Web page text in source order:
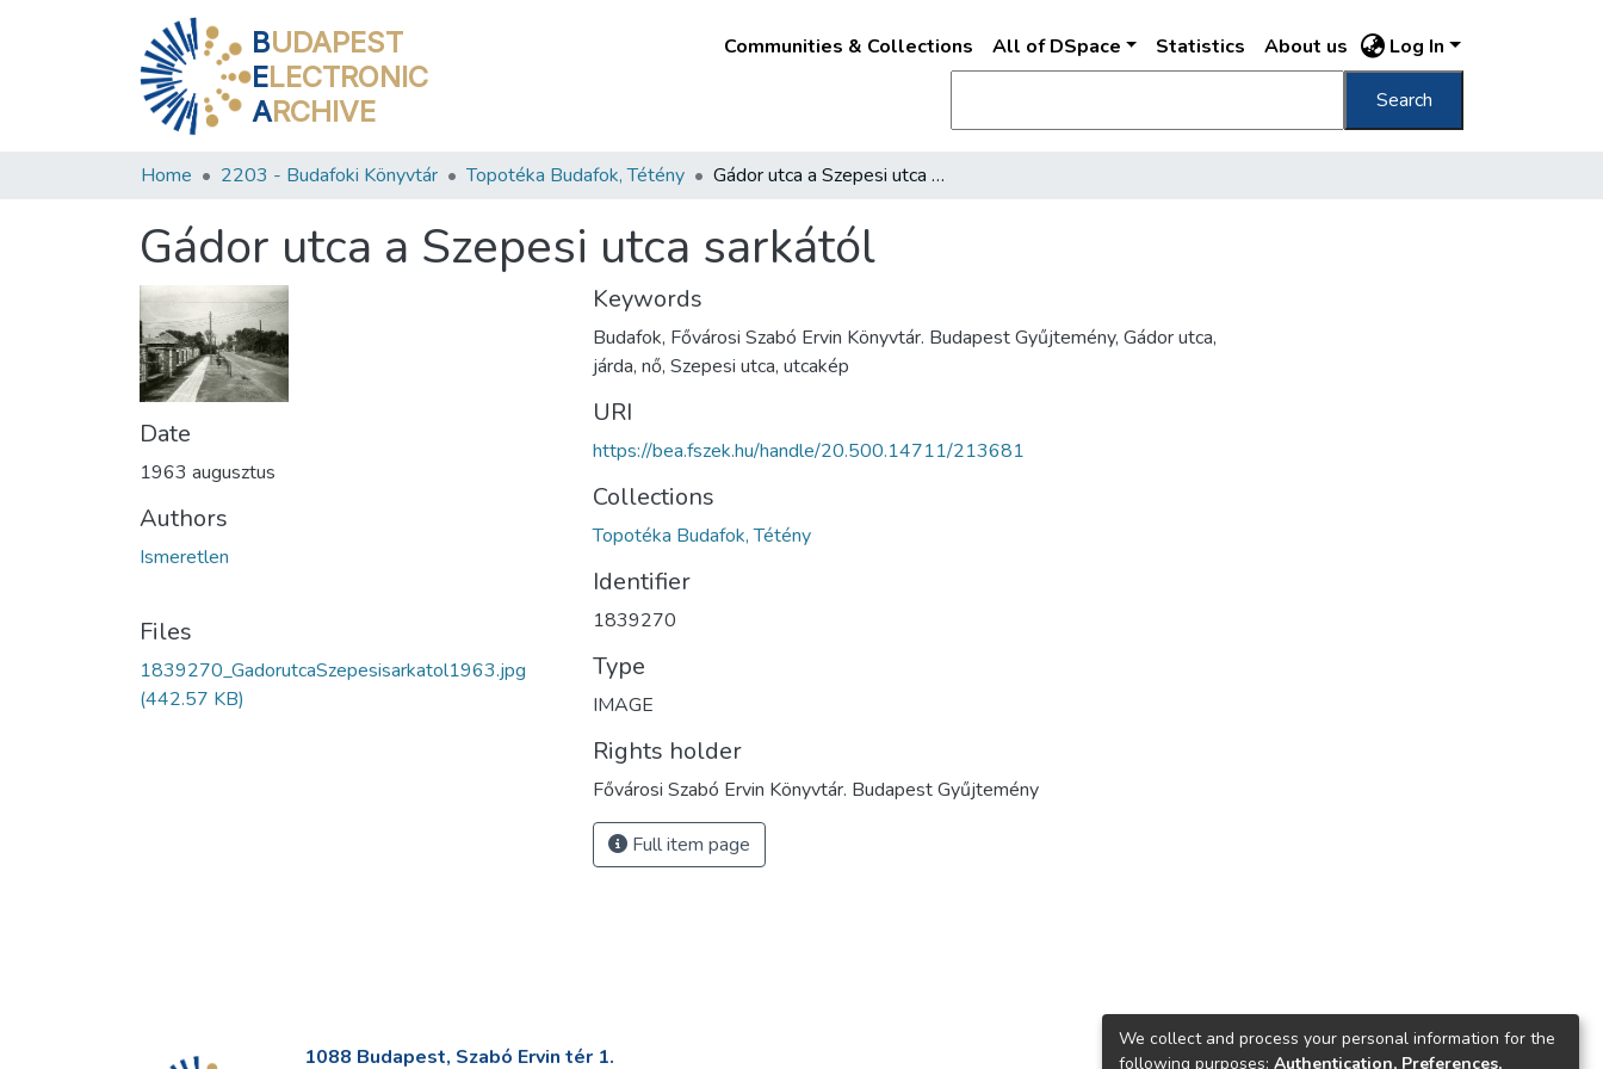
BUDAPEST
ELECTRONIC
ARCHIVE
Communities & Collections All of DSpace Statistics About us Log In
Search
Home 2203 - Budafoki Könyvtár Topotéka Budafok, Tétény Gádor utca a Szepesi utca sarkától
Gádor utca a Szepesi utca sarkától
Date
1963 augusztus
Authors
Ismeretlen
Files
1839270_GadorutcaSzepesisarkatol1963.jpg
(442.57 KB)
Keywords
Budafok, Fővárosi Szabó Ervin Könyvtár. Budapest Gyűjtemény, Gádor utca,
járda, nő, Szepesi utca, utcakép
URI
https://bea.fszek.hu/handle/20.500.14711/213681
Collections
Topotéka Budafok, Tétény
Identifier
1839270
Type
IMAGE
Rights holder
Fővárosi Szabó Ervin Könyvtár. Budapest Gyűjtemény
Full item page
1088 Budapest, Szabó Ervin tér 1.
We collect and process your personal information for the
following purposes: Authentication, Preferences,